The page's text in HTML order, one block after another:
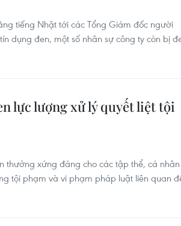
tiếng Nhật tới các Tổng Giám đốc người
dụng đen, một số nhân sự công ty còn bị
lực lượng xử lý quyết liệt tội
thưởng xứng đáng cho các tập thể, cá nhân
tội phạm và vi phạm pháp luật liên quan